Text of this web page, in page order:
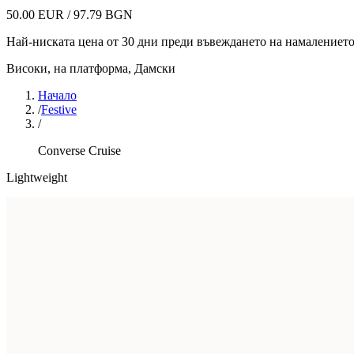
50.00 EUR / 97.79 BGN
Най-ниската цена от 30 дни преди въвеждането на намалението
Високи, на платформа, Дамски
Начало
/Festive
/
Converse Cruise
Lightweight